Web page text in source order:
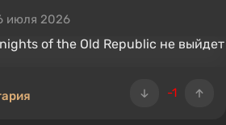
июля 2026
-1